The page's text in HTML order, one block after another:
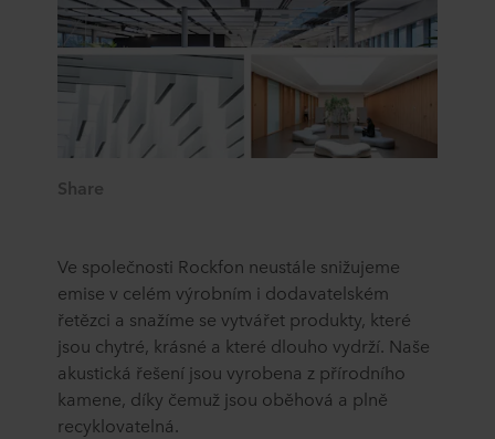
Share
Ve společnosti Rockfon neustále snižujeme
emise v celém výrobním i dodavatelském
řetězci a snažíme se vytvářet produkty, které
jsou chytré, krásné a které dlouho vydrží. Naše
akustická řešení jsou vyrobena z přírodního
kamene, díky čemuž jsou oběhová a plně
recyklovatelná.